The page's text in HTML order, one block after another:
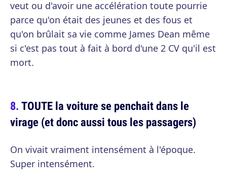
veut ou d'avoir une accélération toute pourrie
parce qu'on était des jeunes et des fous et
qu'on brûlait sa vie comme James Dean même
si c'est pas tout à fait à bord d'une 2 CV qu'il est
mort.
TOUTE la voiture se penchait dans le
virage (et donc aussi tous les passagers)
On vivait vraiment intensément à l'époque.
Super intensément.